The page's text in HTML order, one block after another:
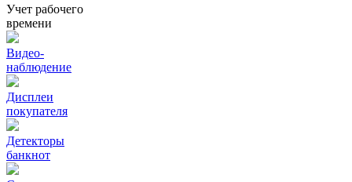
Учет рабочего
времени
Видео‑
наблюдение
Дисплеи
покупателя
Детекторы
банкнот